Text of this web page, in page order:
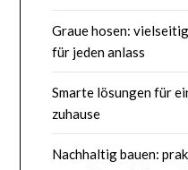
Graue hosen:
für jeden anlass
Smarte lösungen für
zuhause
Nachhaltig bauen: